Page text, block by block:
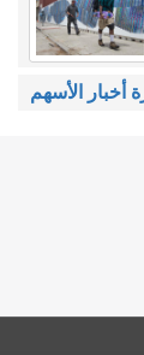
أخبار الأسهم